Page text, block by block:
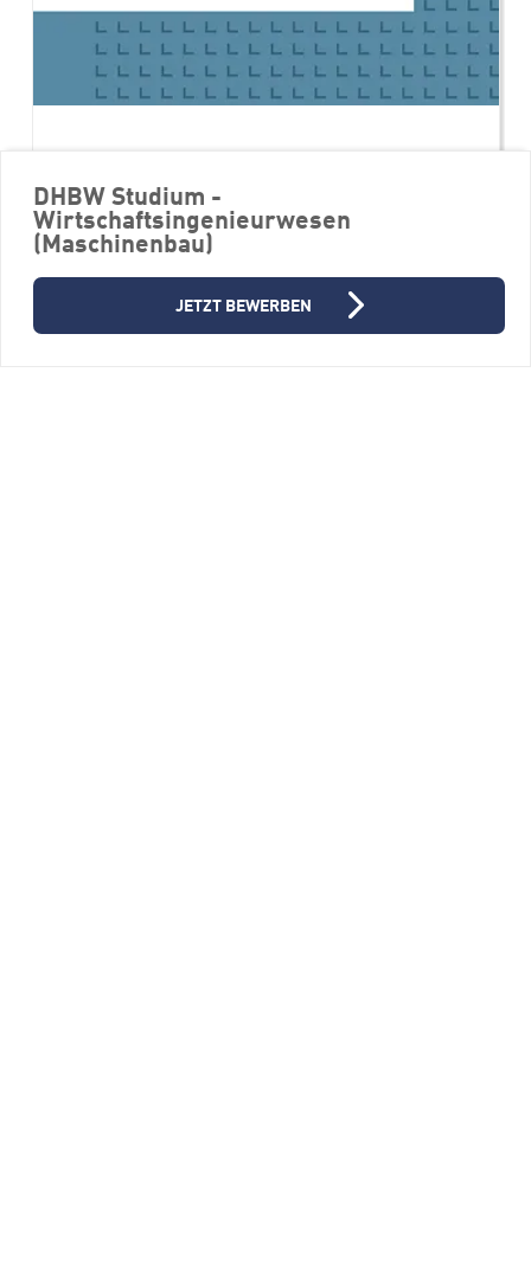
DHBW Studium -
Wirtschaftsingenieurwesen
(Maschinenbau)
JETZT BEWERBEN
AI Adoption & Change Manager
(m/w/d)
Firmengruppe Liebherr
88457 Kirchdorf/Oberopfingen